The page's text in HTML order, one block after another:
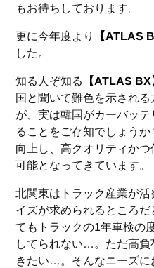
もお待ちしております。
更に今年度より 【ATLAS
した。
知る人ぞ知る 【ATLAS BX
国と聞いて難色を示され
が、実は韓国がカーバッ
ることをご存知でしょう
向上し、高クオリティか
可能となってきています。
北関東はトラック産業が
イズが求められるところ
てもトラックの1年車検の
してられない…。ただ高負
きたい…。そんなニーズに